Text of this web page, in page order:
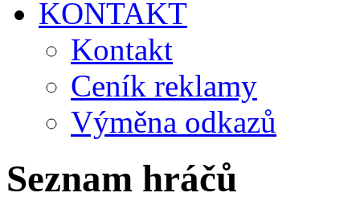
KONTAKT
Kontakt
Ceník reklamy
Výměna odkazů
Seznam hráčů